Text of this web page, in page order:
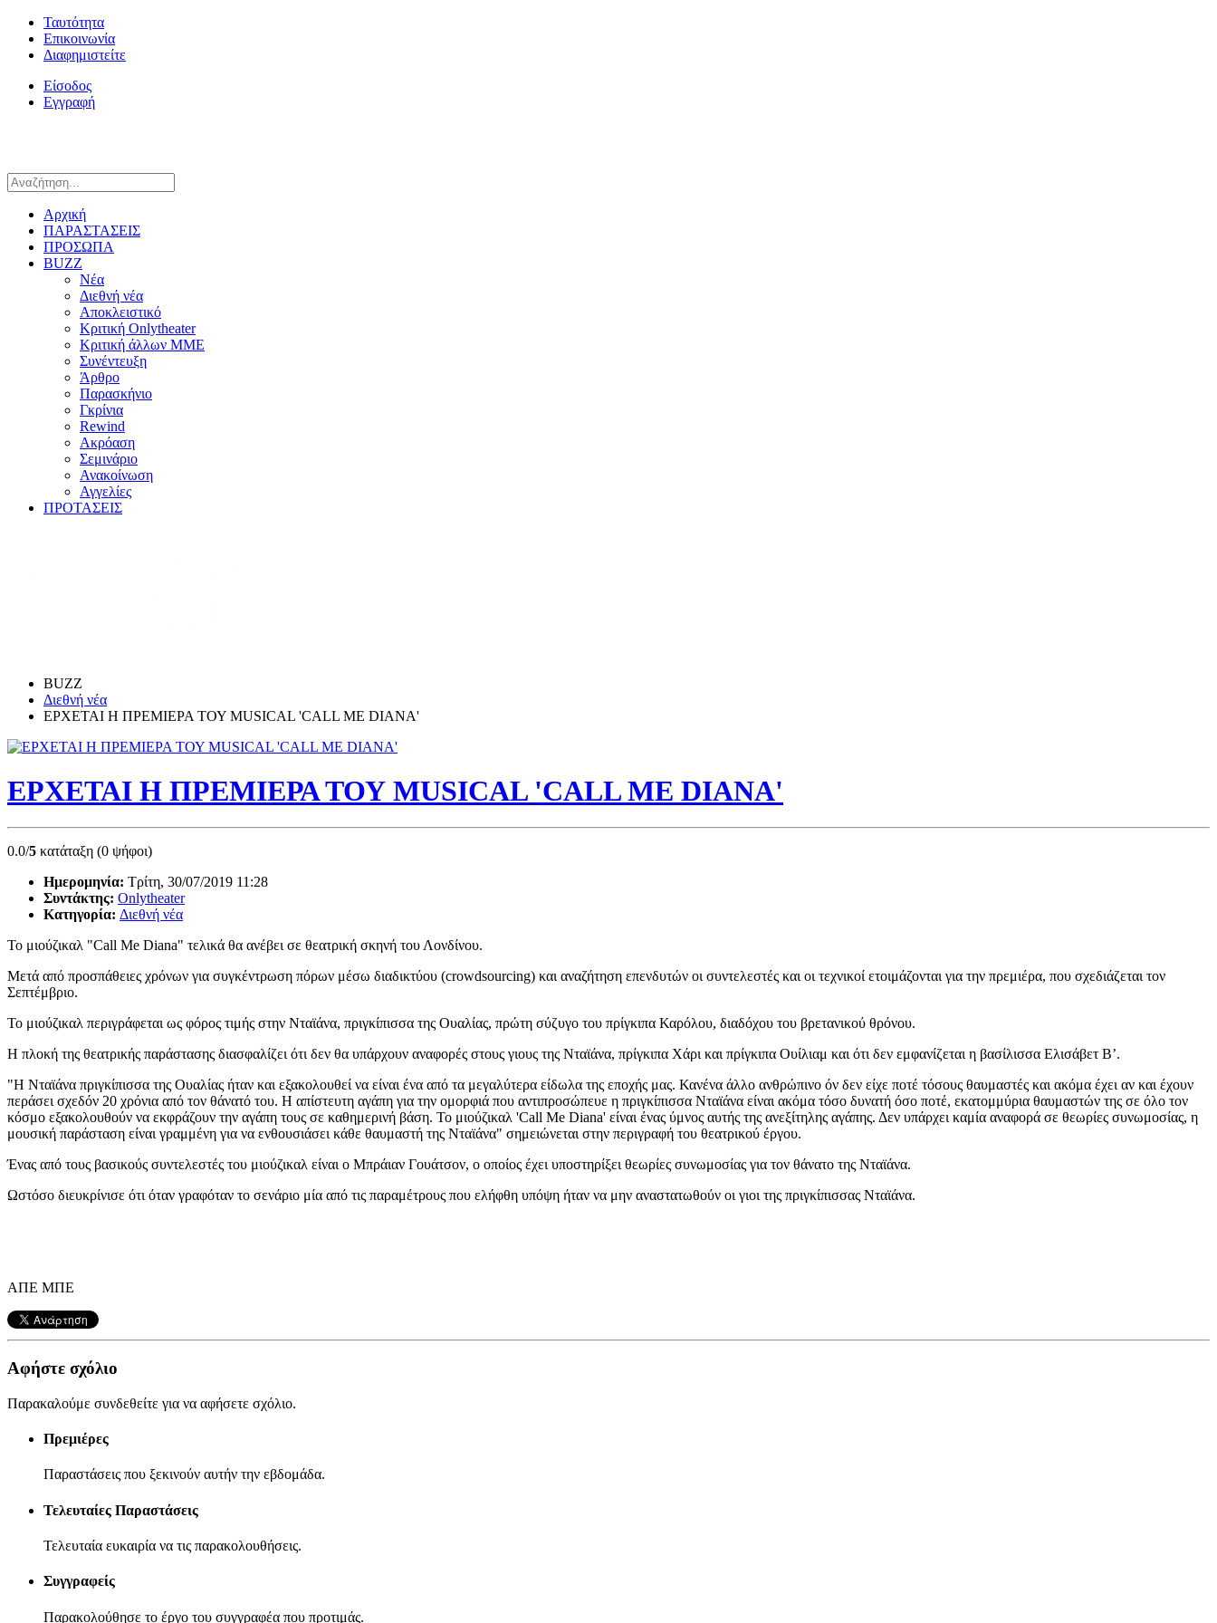
Ταυτότητα
Επικοινωνία
Διαφημιστείτε
Είσοδος
Εγγραφή
Αρχική
ΠΑΡΑΣΤΑΣΕΙΣ
ΠΡΟΣΩΠΑ
BUZZ
Νέα
Διεθνή νέα
Αποκλειστικό
Κριτική Onlytheater
Κριτική άλλων ΜΜΕ
Συνέντευξη
Άρθρο
Παρασκήνιο
Γκρίνια
Rewind
Ακρόαση
Σεμινάριο
Ανακοίνωση
Αγγελίες
ΠΡΟΤΑΣΕΙΣ
BUZZ
Διεθνή νέα
ΕΡΧΕΤΑΙ Η ΠΡΕΜΙΕΡΑ ΤΟΥ MUSICAL 'CALL ME DIANA'
ΕΡΧΕΤΑΙ Η ΠΡΕΜΙΕΡΑ ΤΟΥ MUSICAL 'CALL ME DIANA'
0.0/5 κατάταξη (0 ψήφοι)
Ημερομηνία: Τρίτη, 30/07/2019 11:28
Συντάκτης: Onlytheater
Κατηγορία: Διεθνή νέα
Το μιούζικαλ "Call Me Diana" τελικά θα ανέβει σε θεατρική σκηνή του Λονδίνου.
Μετά από προσπάθειες χρόνων για συγκέντρωση πόρων μέσω διαδικτύου (crowdsourcing) και αναζήτηση επενδυτών οι συντελεστές και οι τεχνικοί ετοιμάζονται για την πρεμιέρα, που σχεδιάζεται τον
Σεπτέμβριο.
Το μιούζικαλ περιγράφεται ως φόρος τιμής στην Νταϊάνα, πριγκίπισσα της Ουαλίας, πρώτη σύζυγο του πρίγκιπα Καρόλου, διαδόχου του βρετανικού θρόνου.
Η πλοκή της θεατρικής παράστασης διασφαλίζει ότι δεν θα υπάρχουν αναφορές στους γιους της Νταϊάνα, πρίγκιπα Χάρι και πρίγκιπα Ουίλιαμ και ότι δεν εμφανίζεται η βασίλισσα Ελισάβετ Β’.
"Η Νταϊάνα πριγκίπισσα της Ουαλίας ήταν και εξακολουθεί να είναι ένα από τα μεγαλύτερα είδωλα της εποχής μας. Κανένα άλλο ανθρώπινο όν δεν είχε ποτέ τόσους θαυμαστές και ακόμα έχει αν και έχουν
περάσει σχεδόν 20 χρόνια από τον θάνατό του. Η απίστευτη αγάπη για την ομορφιά που αντιπροσώπευε η πριγκίπισσα Νταϊάνα είναι ακόμα τόσο δυνατή όσο ποτέ, εκατομμύρια θαυμαστών της σε όλο τον
κόσμο εξακολουθούν να εκφράζουν την αγάπη τους σε καθημερινή βάση. Το μιούζικαλ 'Call Me Diana' είναι ένας ύμνος αυτής της ανεξίτηλης αγάπης. Δεν υπάρχει καμία αναφορά σε θεωρίες συνωμοσίας, η
μουσική παράσταση είναι γραμμένη για να ενθουσιάσει κάθε θαυμαστή της Νταϊάνα" σημειώνεται στην περιγραφή του θεατρικού έργου.
Ένας από τους βασικούς συντελεστές του μιούζικαλ είναι ο Μπράιαν Γουάτσον, ο οποίος έχει υποστηρίξει θεωρίες συνωμοσίας για τον θάνατο της Νταϊάνα.
Ωστόσο διευκρίνισε ότι όταν γραφόταν το σενάριο μία από τις παραμέτρους που ελήφθη υπόψη ήταν να μην αναστατωθούν οι γιοι της πριγκίπισσας Νταϊάνα.
ΑΠΕ ΜΠΕ
Αφήστε σχόλιο
Παρακαλούμε συνδεθείτε για να αφήσετε σχόλιο.
Πρεμιέρες
Παραστάσεις που ξεκινούν αυτήν την εβδομάδα.
Τελευταίες Παραστάσεις
Τελευταία ευκαιρία να τις παρακολουθήσεις.
Συγγραφείς
Παρακολούθησε το έργο του συγγραφέα που προτιμάς.